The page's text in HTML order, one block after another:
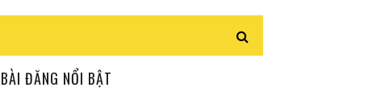
BÀI ĐĂNG NỔI BẬT